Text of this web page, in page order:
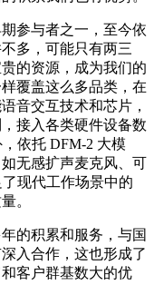
参与者之一，至今依
多，可能只有两三
的资源，成为我们的
覆盖这么多品类，在
音交互技术和芯片，
接入各类硬件设备数
依托 DFM-2 大模
无感扩声麦克风、可
现代工作场景中的
。
的积累和服务，与国
入合作，这也形成了
客户群基数大的优